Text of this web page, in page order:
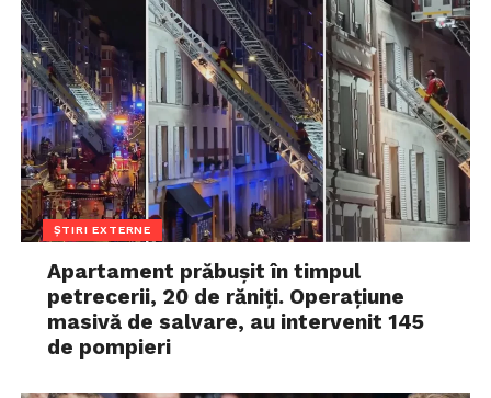
ȘTIRI EXTERNE
Apartament prăbușit în timpul
petrecerii, 20 de răniți. Operațiune
masivă de salvare, au intervenit 145
de pompieri